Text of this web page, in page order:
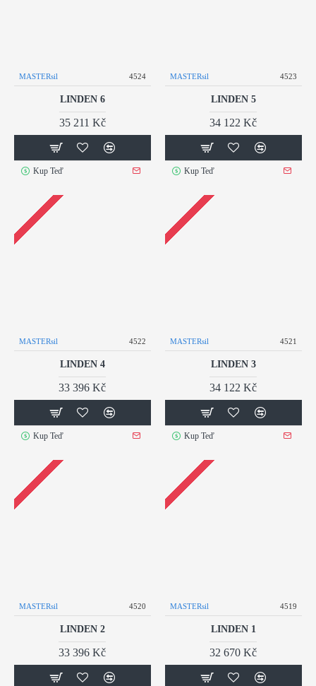
MASTERsil 4524
LINDEN 6
35 211 Kč
Kup Teď
MASTERsil 4523
LINDEN 5
34 122 Kč
Kup Teď
MASTERsil 4522
LINDEN 4
33 396 Kč
Kup Teď
MASTERsil 4521
LINDEN 3
34 122 Kč
Kup Teď
MASTERsil 4520
LINDEN 2
33 396 Kč
MASTERsil 4519
LINDEN 1
32 670 Kč